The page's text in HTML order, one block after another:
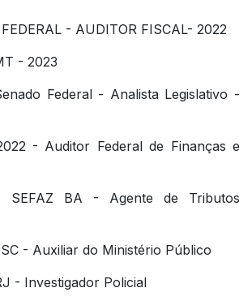
- AUDITOR FISCAL- 2022
- 2023
Federal - Analista Legislativo -
- Auditor Federal de Finanças e
BA - Agente de Tributos
- Auxiliar do Ministério Público
- Investigador Policial